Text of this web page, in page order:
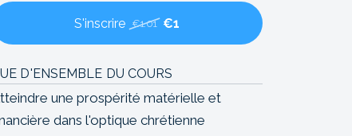
S'inscrire €1.01 €1
D'ENSEMBLE DU COURS
une prospérité matérielle et
dans l'optique chrétienne